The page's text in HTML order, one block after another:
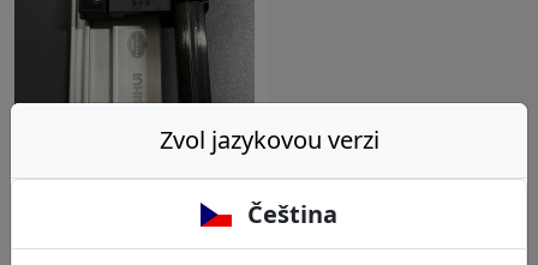
BIHUI Vozíček na
Proxxon Micromot
LWB/E úhlová
vrtačka k liště
Zvol jazykovou verzi
Čeština